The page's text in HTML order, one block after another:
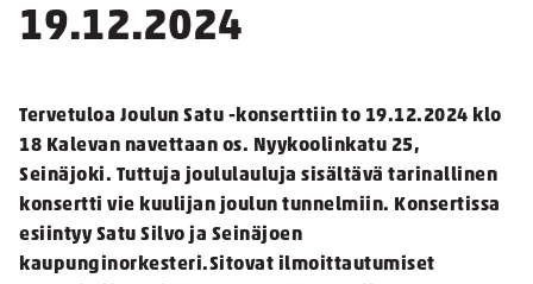
19.12.2024
Tervetuloa Joulun Satu -konserttiin to 19.12.2024 klo
18 Kalevan navettaan os. Nyykoolinkatu 25,
Seinäjoki. Tuttuja joululauluja sisältävä tarinallinen
konsertti vie kuulijan joulun tunnelmiin. Konsertissa
esiintyy Satu Silvo ja Seinäjoen
kaupunginorkesteri.Sitovat ilmoittautumiset